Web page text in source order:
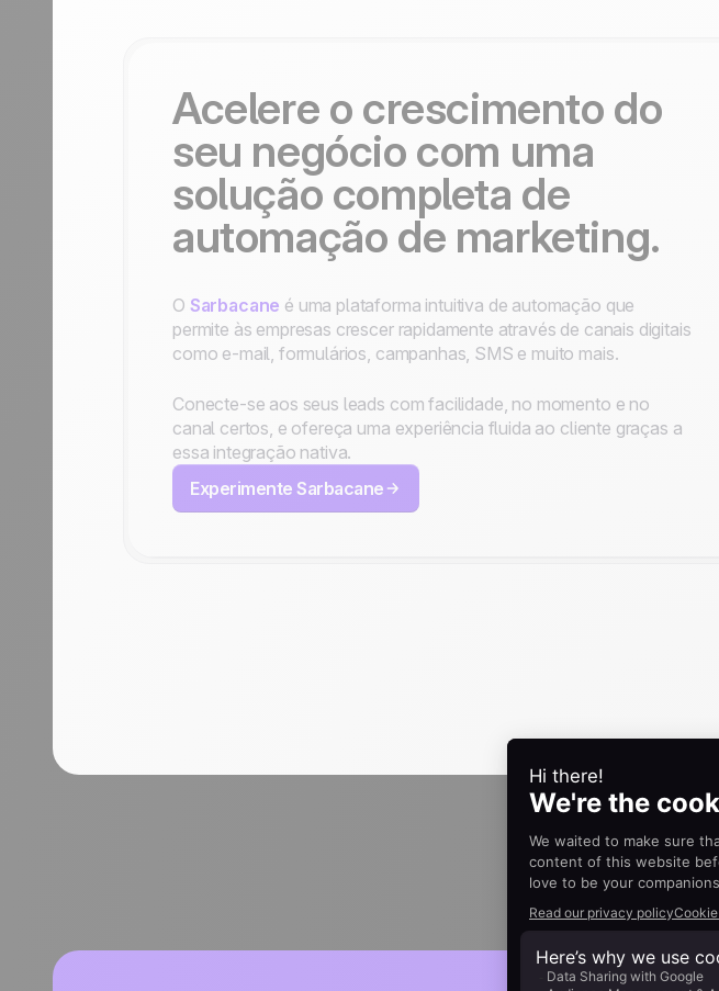
Acelere o crescimento do
seu negócio com uma
solução completa de
automação de marketing.
O Sarbacane é uma plataforma intuitiva de automação que
permite às empresas crescer rapidamente através de canais digitais
como e-mail, formulários, campanhas, SMS e muito mais.
Conecte-se aos seus leads com facilidade, no momento e no
canal certos, e ofereça uma experiência fluida ao cliente graças a
essa integração nativa.
Experimente Sarbacane